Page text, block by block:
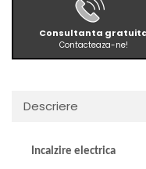
Consultanta
Contacteaza-ne!
Descriere
Incalzire electrica